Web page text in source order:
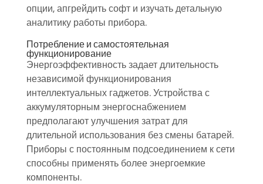
опции, апгрейдить софт и изучать детальную
аналитику работы прибора.
Потребление и самостоятельная
функционирование
Энергоэффективность задает длительность
независимой функционирования
интеллектуальных гаджетов. Устройства с
аккумуляторным энергоснабжением
предполагают улучшения затрат для
длительной использования без смены батарей.
Приборы с постоянным подсоединением к сети
способны применять более энергоемкие
компоненты.